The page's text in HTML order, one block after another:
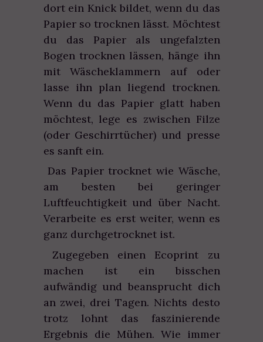
dort ein Knick bildet, wenn du das
Papier so trocknen lässt. Möchtest
du das Papier als ungefalzten
Bogen trocknen lässen, hänge ihn
mit Wäscheklammern auf oder
lasse ihn plan liegend trocknen.
Wenn du das Papier glatt haben
möchtest, lege es zwischen Filze
(oder Geschirrtücher) und presse
es sanft ein.
Das Papier trocknet wie Wäsche,
am besten bei geringer
Luftfeuchtigkeit und über Nacht.
Verarbeite es erst weiter, wenn es
ganz durchgetrocknet ist.
Zugegeben einen Ecoprint zu
machen ist ein bisschen
aufwändig und beansprucht dich
an zwei, drei Tagen. Nichts desto
trotz lohnt das faszinierende
Ergebnis die Mühen. Wie immer